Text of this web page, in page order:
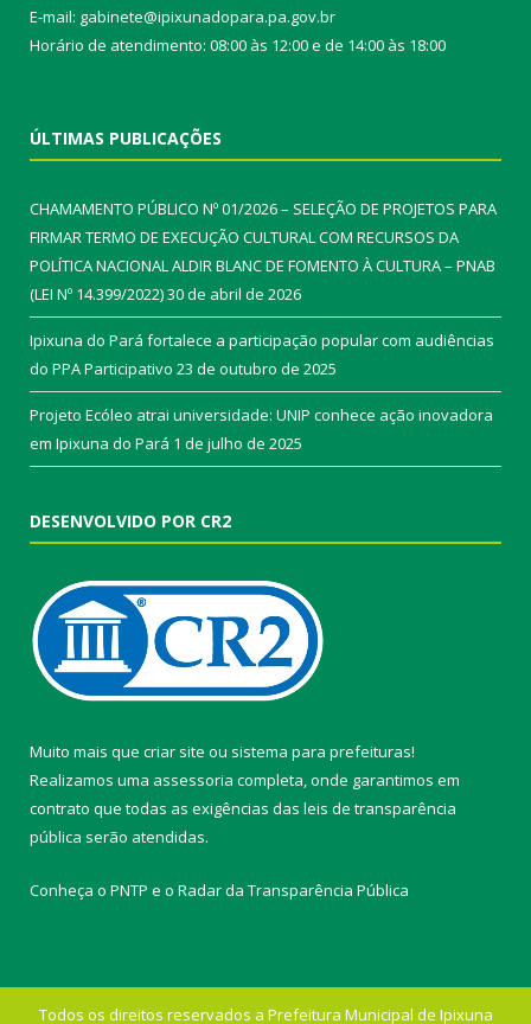
E-mail: gabinete@ipixunadopara.pa.gov.br
Horário de atendimento: 08:00 às 12:00 e de 14:00 às 18:00
ÚLTIMAS PUBLICAÇÕES
CHAMAMENTO PÚBLICO Nº 01/2026 – SELEÇÃO DE PROJETOS PARA
FIRMAR TERMO DE EXECUÇÃO CULTURAL COM RECURSOS DA
POLÍTICA NACIONAL ALDIR BLANC DE FOMENTO À CULTURA – PNAB
(LEI Nº 14.399/2022)30 de abril de 2026
Ipixuna do Pará fortalece a participação popular com audiências
do PPA Participativo 23 de outubro de 2025
Projeto Ecóleo atrai universidade: UNIP conhece ação inovadora
em Ipixuna do Pará 1 de julho de 2025
DESENVOLVIDO POR CR2
Muito mais que criar site ou sistema para prefeituras!
Realizamos uma assessoria completa, onde garantimos em
contrato que todas as exigências das leis de transparência
pública serão atendidas.
Conheça o PNTP e o Radar da Transparência Pública
Todos os direitos reservados a Prefeitura Municipal de Ipixuna